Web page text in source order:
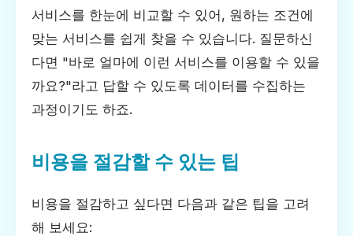
서비스를 한눈에 비교할 수 있어, 원하는 조건에
맞는 서비스를 쉽게 찾을 수 있습니다. 질문하신
다면 "바로 얼마에 이런 서비스를 이용할 수 있을
까요?"라고 답할 수 있도록 데이터를 수집하는
과정이기도 하죠.
비용을 절감할 수 있는 팁
비용을 절감하고 싶다면 다음과 같은 팁을 고려
해 보세요: